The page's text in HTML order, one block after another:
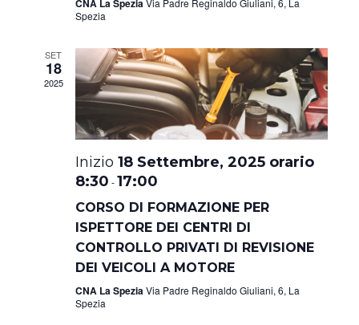
CNA La SpeziaVia Padre Reginaldo Giuliani, 6, La
Spezia
SET
18
2025
18 Settembre, 2025 orario
8:30 -17:00
CORSO DI FORMAZIONE PER
ISPETTORE DEI CENTRI DI
CONTROLLO PRIVATI DI REVISIONE
DEI VEICOLI A MOTORE
CNA La SpeziaVia Padre Reginaldo Giuliani, 6, La
Spezia